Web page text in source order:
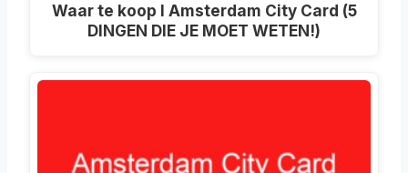
Waar te koop I Amsterdam City Card (5
DINGEN DIE JE MOET WETEN!)